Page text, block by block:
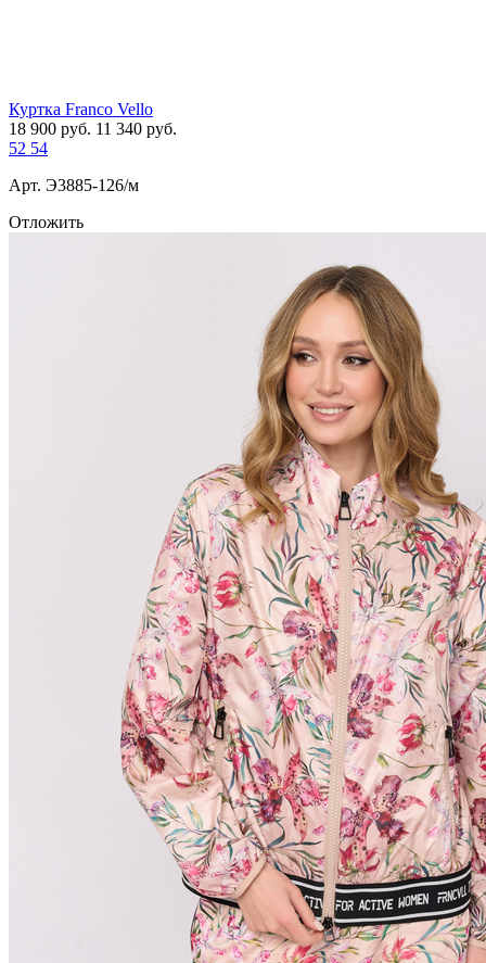
Куртка Franco Vello
18 900 руб. 11 340 руб.
52 54
Арт. Э3885-126/м
Отложить